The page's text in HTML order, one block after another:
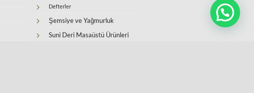
Defterler
Şemsiye ve Yağmurluk
Suni Deri Masaüstü Ürünleri